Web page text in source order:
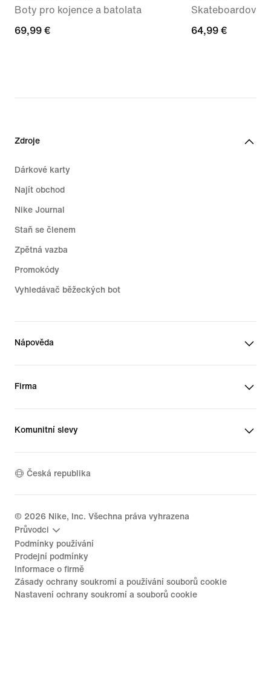
Boty pro kojence a batolata
69,99 €
69,99 €
Skateboardové
64,99 €
64,99 €
Zdroje
Dárkové karty
Najít obchod
Nike Journal
Staň se členem
Zpětná vazba
Promokódy
Vyhledávač běžeckých bot
Nápověda
Firma
Komunitní slevy
Česká republika
© 2026 Nike, Inc. Všechna práva vyhrazena
Průvodci
Podmínky používání
Prodejní podmínky
Informace o firmě
Zásady ochrany soukromí a používání souborů cookie
Nastavení ochrany soukromí a souborů cookie